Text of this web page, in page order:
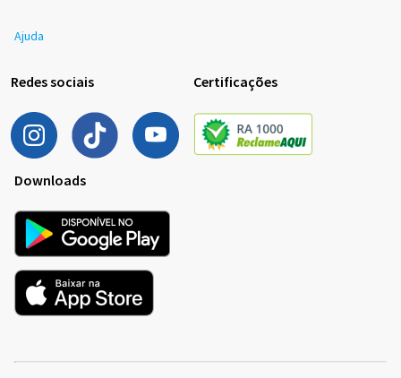
Ajuda
Redes sociais Certificações
Downloads